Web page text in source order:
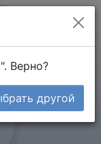
Верно?
другой